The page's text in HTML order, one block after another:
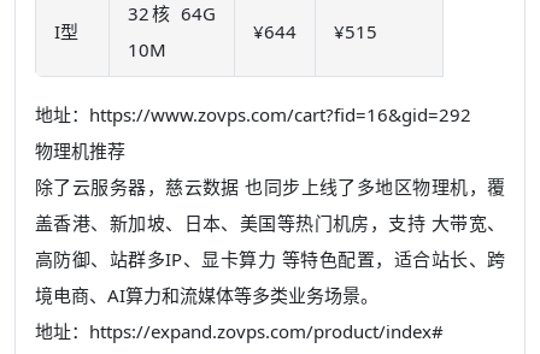
I型
32核 64G
10M
¥644 ¥515
地址：https://www.zovps.com/cart?fid=16&gid=292
物理机推荐
除了云服务器，慈云数据 也同步上线了多地区物理机，覆
盖香港、新加坡、日本、美国等热门机房，支持 大带宽、
高防御、站群多IP、显卡算力 等特色配置，适合站长、跨
境电商、AI算力和流媒体等多类业务场景。
地址：https://expand.zovps.com/product/index#